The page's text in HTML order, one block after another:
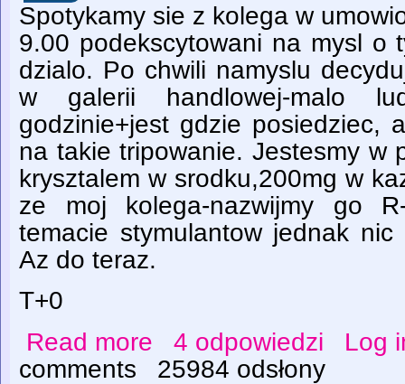
Spotykamy sie z kolega w
9.00 podekscytowani na mysl o
dzialo. Po chwili namyslu
w galerii handlowej-malo
godzinie+jest gdzie posiedziec,
na takie tripowanie. Jestesmy w
krysztalem w srodku,200mg w
ze moj kolega-nazwijmy go
temacie stymulantow jednak
Az do teraz.
T+0
Read more about Pierwszy raz na MDMA, czyli
4 odpowiedzi
Log
comments
25984 odsłony